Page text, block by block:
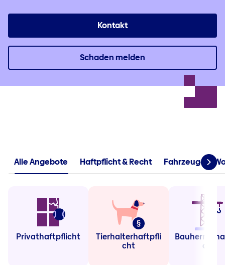
Kontakt
Schaden melden
Alle Angebote Haftpflicht & Recht Fahrzeuge &
Privathaftpflicht Tierhalterhaftpfli
cht cht